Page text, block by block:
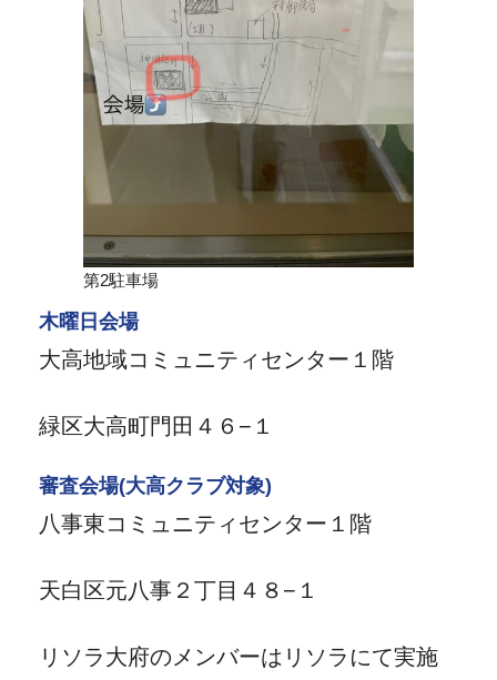
第2駐車場
木曜日会場
大高地域コミュニティセンター１階
緑区大高町門田４６−１
審査会場(大高クラブ対象)
八事東コミュニティセンター１階
天白区元八事２丁目４８−１
リソラ大府のメンバーはリソラにて実施